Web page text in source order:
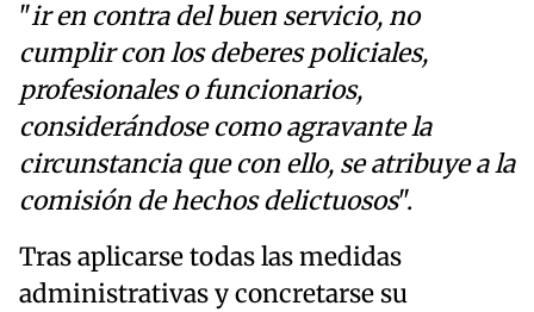
"ir en contra del buen servicio, no
cumplir con los deberes policiales,
profesionales o funcionarios,
considerándose como agravante la
circunstancia que con ello, se atribuye a la
comisión de hechos delictuosos".
Tras aplicarse todas las medidas
administrativas y concretarse su